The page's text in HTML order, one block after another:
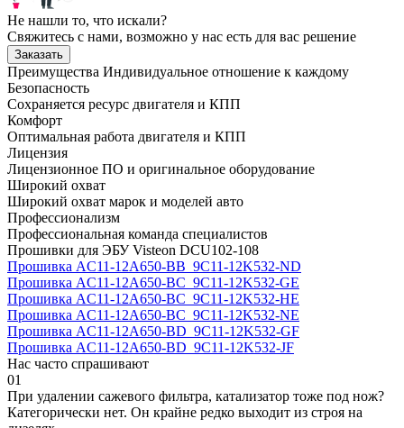
Не нашли то, что искали?
Свяжитесь с нами, возможно у нас есть для вас решение
Заказать
Преимущества Индивидуальное отношение к каждому
Безопасность
Сохраняется ресурс двигателя и КПП
Комфорт
Оптимальная работа двигателя и КПП
Лицензия
Лицензионное ПО и оригинальное оборудование
Широкий охват
Широкий охват марок и моделей авто
Профессионализм
Профессиональная команда специалистов
Прошивки для ЭБУ Visteon DCU102-108
Прошивка AC11-12A650-BB_9C11-12K532-ND
Прошивка AC11-12A650-BC_9C11-12K532-GE
Прошивка AC11-12A650-BC_9C11-12K532-HE
Прошивка AC11-12A650-BC_9C11-12K532-NE
Прошивка AC11-12A650-BD_9C11-12K532-GF
Прошивка AC11-12A650-BD_9C11-12K532-JF
Нас часто спрашивают
01
При удалении сажевого фильтра, катализатор тоже под нож?
Категорически нет. Он крайне редко выходит из строя на